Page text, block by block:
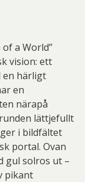
a World”
vision: ett
en härligt
en
närapå
lättjefullt
i bildfältet
portal. Ovan
gul solros ut –
pikant